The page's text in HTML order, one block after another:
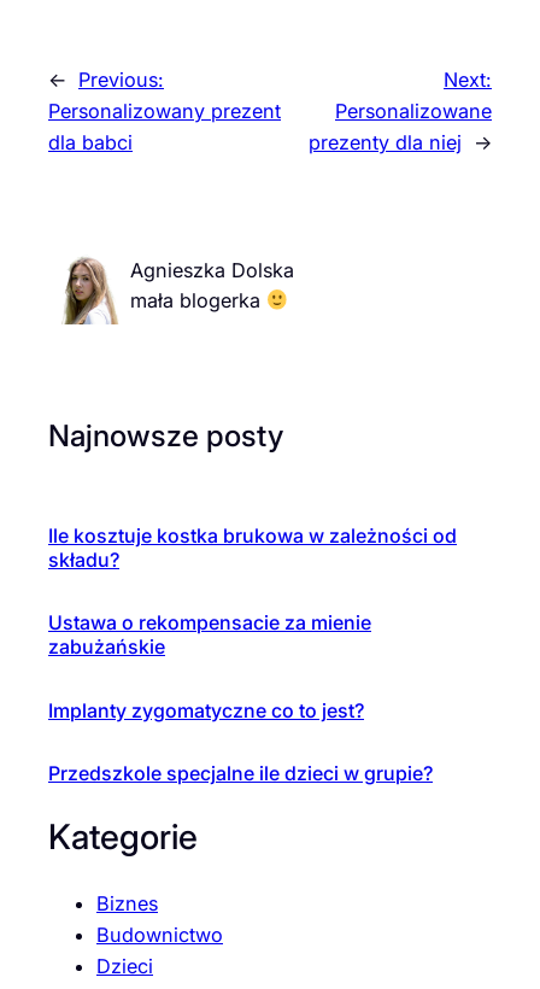
← Previous:
Personalizowany prezent
dla babci
Next:
Personalizowane
prezenty dla niej
→
Agnieszka Dolska
mała blogerka
Najnowsze posty
Ile kosztuje kostka brukowa w zależności od
składu?
Ustawa o rekompensacie za mienie
zabużańskie
Implanty zygomatyczne co to jest?
Przedszkole specjalne ile dzieci w grupie?
Kategorie
Biznes
Budownictwo
Dzieci